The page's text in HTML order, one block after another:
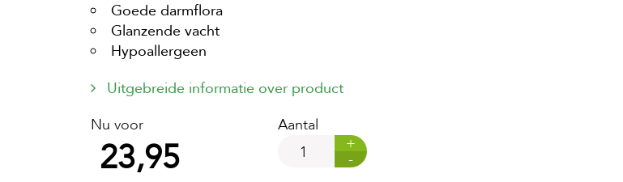
Goede darmflora
Glanzende vacht
Hypoallergeen
Uitgebreide informatie over product
Nu voor
23,95
Aantal
+
-